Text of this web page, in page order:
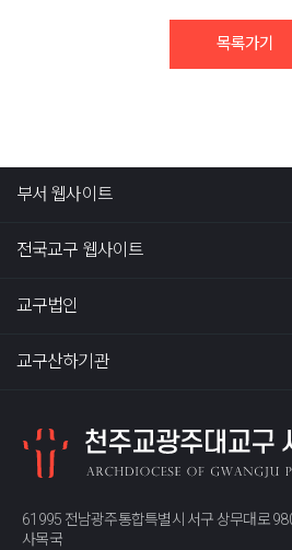
목록가기
부서 웹사이트
전국교구 웹사이트
교구법인
교구산하기관
61995 전남광주통합특별시 서구 상무대로
사목국